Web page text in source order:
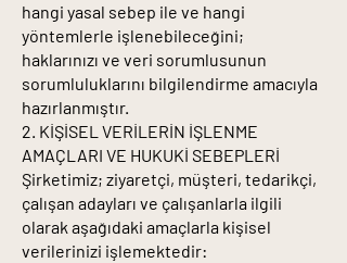
hangi yasal sebep ile ve hangi
yöntemlerle işlenebileceğini;
haklarınızı ve veri sorumlusunun
sorumluluklarını bilgilendirme amacıyla
hazırlanmıştır.
2. KİŞİSEL VERİLERİN İŞLENME
AMAÇLARI VE HUKUKİ SEBEPLERİ
Şirketimiz; ziyaretçi, müşteri, tedarikçi,
çalışan adayları ve çalışanlarla ilgili
olarak aşağıdaki amaçlarla kişisel
verilerinizi işlemektedir: